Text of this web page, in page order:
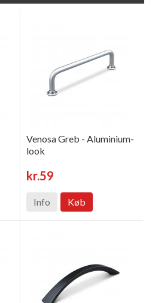
Venosa Greb - Aluminium-
look
kr.59
Info Køb